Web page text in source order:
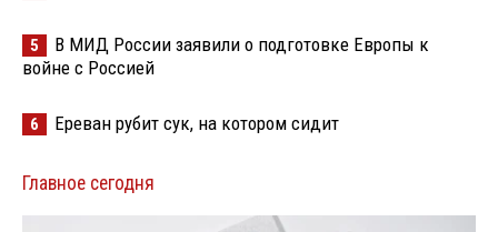
5
В МИД России заявили о подготовке Европы к
войне с Россией
6 Ереван рубит сук, на котором сидит
Главное сегодня